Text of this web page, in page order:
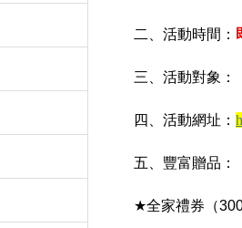
二、活動時間：
三、活動對象：
四、活動網址：
五、豐富贈品：
★全家禮券（300